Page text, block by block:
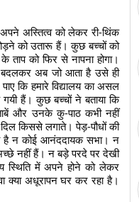
अस्तित्व को लेकर री-थिंक
को उतारू हैं। कुछ बच्चों को
को फिर से नापना होगा।
बदलकर अब जो आता है उसे ही
कि हमारे विद्यालय का असल
हैं। कुछ बच्चों ने बताया कि
और उनके कु-पाठ कभी नहीं
किससे लगाते। पेड़-पौधों की
है न कोई आनंददायक सभा। न
नहीं हैं। न बड़े परदे पर देखी
स्थिति में अपने होने को लेकर
क्या अधूरापन घर कर रहा है।